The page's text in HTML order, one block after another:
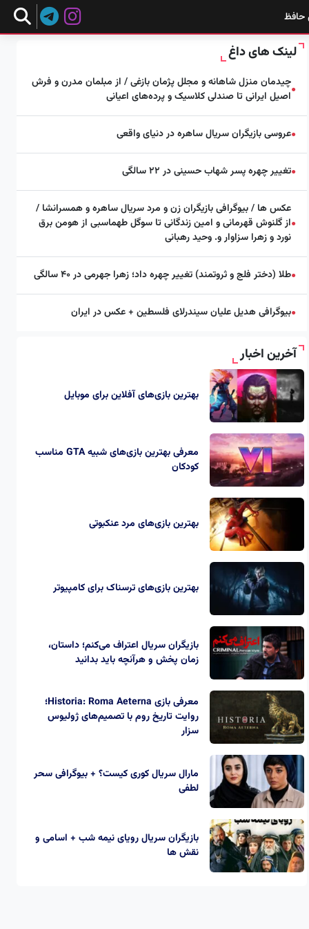
حافظ
لینک های داغ
●چیدمان منزل شاهانه و مجلل پژمان بازغی / از مبلمان مدرن و فرش
اصیل ایرانی تا صندلی کلاسیک و پرده‌های اعیانی
●عروسی بازیگران سریال ساهره در دنیای واقعی
●تغییر چهره پسر شهاب حسینی در ۲۲ سالگی
●
عکس ها / بیوگرافی بازیگران زن و مرد سریال ساهره و همسرانشا /
از گلنوش قهرمانی و امین زندگانی تا سوگل طهماسبی از هومن برق
نورد و زهرا سزاوار و. وحید رهبانی
●طلا (دختر فلج و ثروتمند) تغییر چهره داد؛ زهرا جهرمی در ۴۰ سالگی
●بیوگرافی هدیل علیان سیندرلای فلسطین + عکس در ایران
آخرین اخبار
بهترین بازی‌های آفلاین برای موبایل
معرفی بهترین بازی‌های شبیه GTA مناسب
کودکان
بهترین بازی‌های مرد عنکبوتی
بهترین بازی‌های ترسناک برای کامپیوتر
بازیگران سریال اعتراف می‌کنم؛ داستان،
زمان پخش و هرآنچه باید بدانید
معرفی بازی Historia: Roma Aeterna؛
روایت تاریخ روم با تصمیم‌های ژولیوس
سزار
مارال سریال کوری کیست؟ + بیوگرافی سحر
لطفی
بازیگران سریال رویای نیمه شب + اسامی و
نقش ها